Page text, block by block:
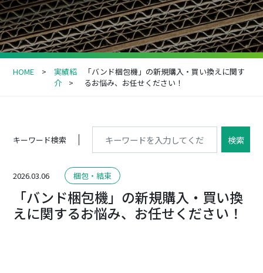
HOME
実績紹
介
「バンド梱包機」の新規購入・買い換えに関す
るお悩み、お任せください！
キーワード検索 検索
2026.03.06 梱包・結束
「バンド梱包機」の新規購入・買い換
えに関するお悩み、お任せください！